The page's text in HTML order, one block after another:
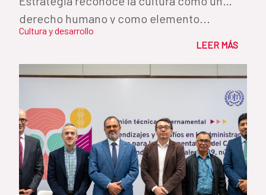
derecho humano y como elemento...
Cultura y desarrollo
LEER MÁS